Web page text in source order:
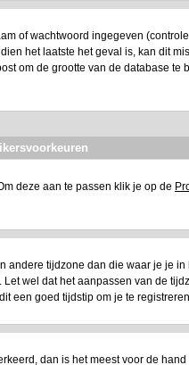
of wachtwoord ingegeven
het laatste het geval is, kan dit
om de grootte van de database te
deze aan te passen klik je op de
tijdzone dan die waar je je
wel dat het aanpassen van de
een goed tijdstip om je te
dan is het meest voor de